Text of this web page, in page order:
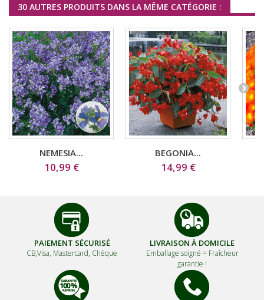
30 AUTRES PRODUITS DANS LA MÊME CATÉGORIE :
NEMESIA...
10,99 €
BEGONIA...
14,99 €
PAIEMENT SÉCURISÉ
CB,Visa, Mastercard, Chèque
LIVRAISON À DOMICILE
Emballage soigné = Fraîcheur
garantie !